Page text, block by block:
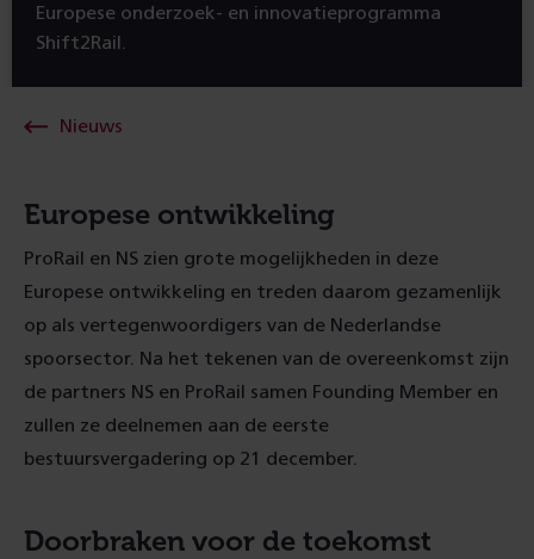
Europese onderzoek- en innovatieprogramma
Shift2Rail.
Nieuws
Europese ontwikkeling
ProRail en NS zien grote mogelijkheden in deze
Europese ontwikkeling en treden daarom gezamenlijk
op als vertegenwoordigers van de Nederlandse
spoorsector. Na het tekenen van de overeenkomst zijn
de partners NS en ProRail samen Founding Member en
zullen ze deelnemen aan de eerste
bestuursvergadering op 21 december.
Doorbraken voor de toekomst